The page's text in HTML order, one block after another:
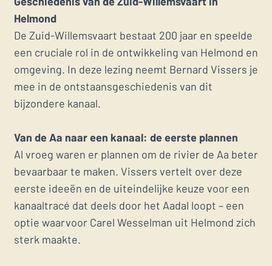
Helmond
De Zuid-Willemsvaart bestaat 200 jaar en speelde
een cruciale rol in de ontwikkeling van Helmond en
omgeving. In deze lezing neemt Bernard Vissers je
mee in de ontstaansgeschiedenis van dit
bijzondere kanaal.
Van de Aa naar een kanaal: de eerste plannen
Al vroeg waren er plannen om de rivier de Aa beter
bevaarbaar te maken. Vissers vertelt over deze
eerste ideeën en de uiteindelijke keuze voor een
kanaaltracé dat deels door het Aadal loopt – een
optie waarvoor Carel Wesselman uit Helmond zich
sterk maakte.